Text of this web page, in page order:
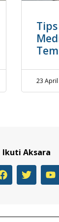
23 April
Ikuti Aksara